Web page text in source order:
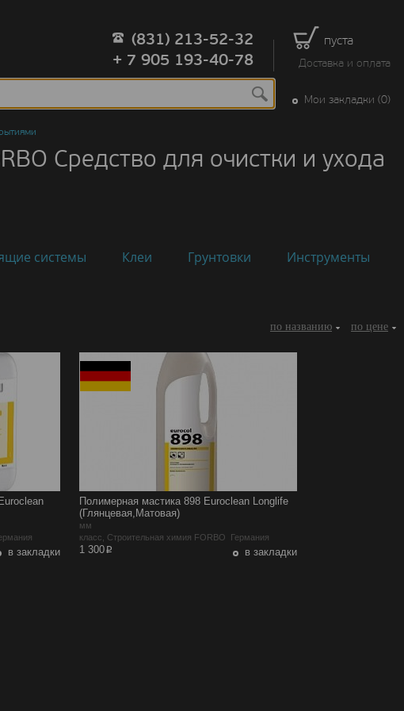
пуста
Доставка и оплата
(831) 213-52-32
+ 7 905 193-40-78
Мои закладки (0)
Средство для очистки и ухода
системы Клеи Грунтовки
Инструменты
по названию по цене
в закладки
Полимерная мастика 898 Euroclean Longlife
(Глянцевая,Матовая)
мм
класс, Строительная химия FORBO Германия
1 300p в закладки